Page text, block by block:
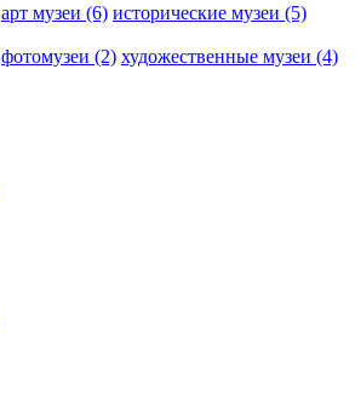
арт музеи (6) исторические музеи (5)
фотомузеи (2) художественные музеи (4)